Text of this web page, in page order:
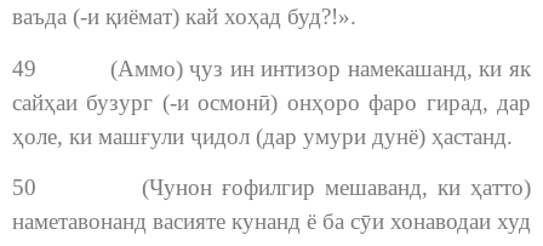
ваъда (-и қиёмат) кай хоҳад буд?!».
49 (Аммо) ҷуз ин интизор намекашанд, ки як
сайҳаи бузург (-и осмонӣ) онҳоро фаро гирад, дар
ҳоле, ки машғули ҷидол (дар умури дунё) ҳастанд.
50 (Чунон ғофилгир мешаванд, ки ҳатто)
наметавонанд васияте кунанд ё ба сӯи хонаводаи худ